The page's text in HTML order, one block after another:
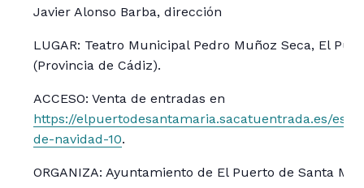
Javier Alonso Barba, dirección
LUGAR: Teatro Municipal Pedro Muñoz Seca, El
(Provincia de Cádiz).
ACCESO: Venta de entradas en
https://elpuertodesantamaria.sacatuentrada.es/es/
de-navidad-10.
ORGANIZA: Ayuntamiento de El Puerto de Santa